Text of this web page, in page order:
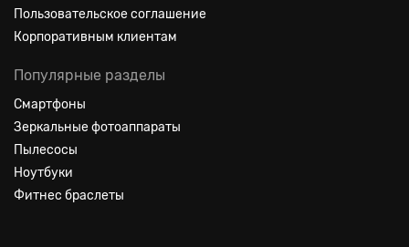
Пользовательское соглашение
Корпоративным клиентам
Популярные разделы
Смартфоны
Зеркальные фотоаппараты
Пылесосы
Ноутбуки
Фитнес браслеты